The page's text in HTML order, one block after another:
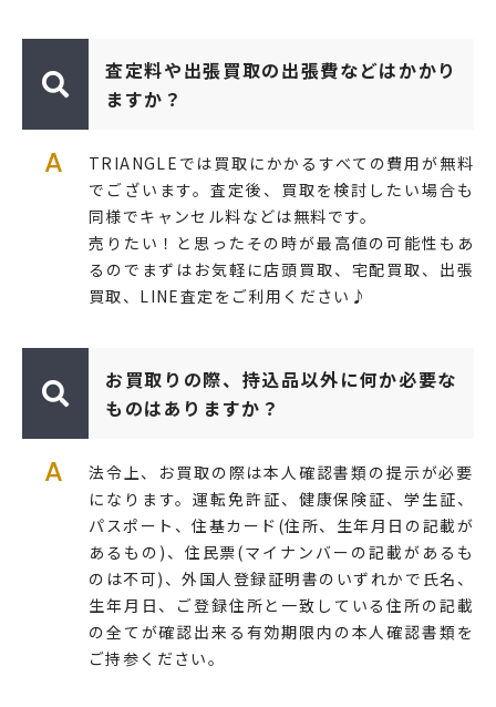
査定料や出張買取の出張費などはかかり
ますか？
A
TRIANGLEでは買取にかかるすべての費用が無料
でございます。査定後、買取を検討したい場合も
同様でキャンセル料などは無料です。
売りたい！と思ったその時が最高値の可能性もあ
るのでまずはお気軽に店頭買取、宅配買取、出張
買取、LINE査定をご利用ください♪
お買取りの際、持込品以外に何か必要な
ものはありますか？
A
法令上、お買取の際は本人確認書類の提示が必要
になります。運転免許証、健康保険証、学生証、
パスポート、住基カード(住所、生年月日の記載が
あるもの)、住民票(マイナンバーの記載があるも
のは不可)、外国人登録証明書のいずれかで氏名、
生年月日、ご登録住所と一致している住所の記載
の全てが確認出来る有効期限内の本人確認書類を
ご持参ください。